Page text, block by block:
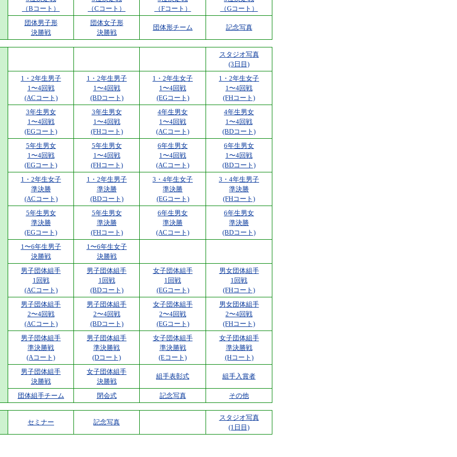
（Bコート）
（Cコート）
（Fコート）
（Gコート）
団体男子形
決勝戦
団体女子形
決勝戦
団体形チーム 記念写真
スタジオ写真
(3日目)
1・2年生男子
1〜4回戦
(ACコート)
1・2年生男子
1〜4回戦
(BDコート)
1・2年生女子
1〜4回戦
(EGコート)
1・2年生女子
1〜4回戦
(FHコート)
3年生男女
1〜4回戦
(EGコート)
3年生男女
1〜4回戦
(FHコート)
4年生男女
1〜4回戦
(ACコート)
4年生男女
1〜4回戦
(BDコート)
5年生男女
1〜4回戦
(EGコート)
5年生男女
1〜4回戦
(FHコート)
6年生男女
1〜4回戦
(ACコート)
6年生男女
1〜4回戦
(BDコート)
1・2年生女子
準決勝
(ACコート)
1・2年生男子
準決勝
(BDコート)
3・4年生女子
準決勝
(EGコート)
3・4年生男子
準決勝
(FHコート)
5年生男女
準決勝
(EGコート)
5年生男女
準決勝
(FHコート)
6年生男女
準決勝
(ACコート)
6年生男女
準決勝
(BDコート)
1〜6年生男子
決勝戦
1〜6年生女子
決勝戦
男子団体組手
1回戦
(ACコート)
男子団体組手
1回戦
(BDコート)
女子団体組手
1回戦
(EGコート)
男女団体組手
1回戦
(FHコート)
男子団体組手
2〜4回戦
(ACコート)
男子団体組手
2〜4回戦
(BDコート)
女子団体組手
2〜4回戦
(EGコート)
男女団体組手
2〜4回戦
(FHコート)
男子団体組手
準決勝戦
(Aコート)
男子団体組手
準決勝戦
(Dコート)
女子団体組手
準決勝戦
(Eコート)
女子団体組手
準決勝戦
(Hコート)
男子団体組手
決勝戦
女子団体組手
決勝戦
組手表彰式 組手入賞者
団体組手チーム 閉会式 記念写真 その他
セミナー 記念写真
スタジオ写真
(1日目)